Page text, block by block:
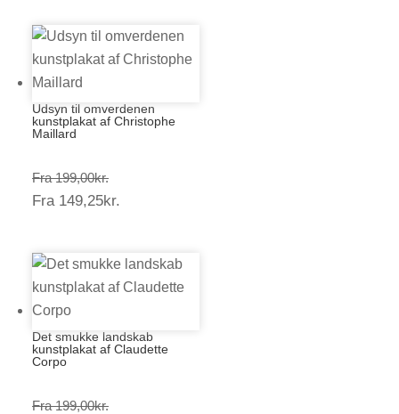
Udsyn til omverdenen
kunstplakat af Christophe
Maillard
Fra 199,00kr.Prisinterval:
199,00kr.
Fra 149,25kr.
Det smukke landskab
kunstplakat af Claudette
Corpo
Fra 199,00kr.Prisinterval: